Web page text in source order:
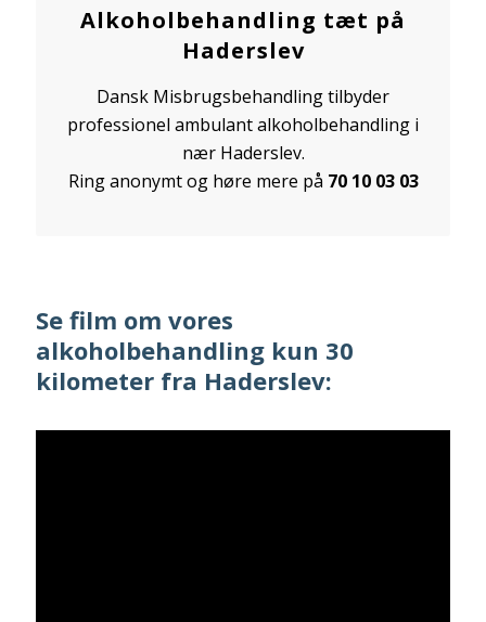
Alkoholbehandling tæt på
Haderslev
Dansk Misbrugsbehandling tilbyder
professionel ambulant alkoholbehandling i
nær Haderslev.
Ring anonymt og høre mere på 70 10 03 03
Se film om vores
alkoholbehandling kun 30
kilometer fra Haderslev: